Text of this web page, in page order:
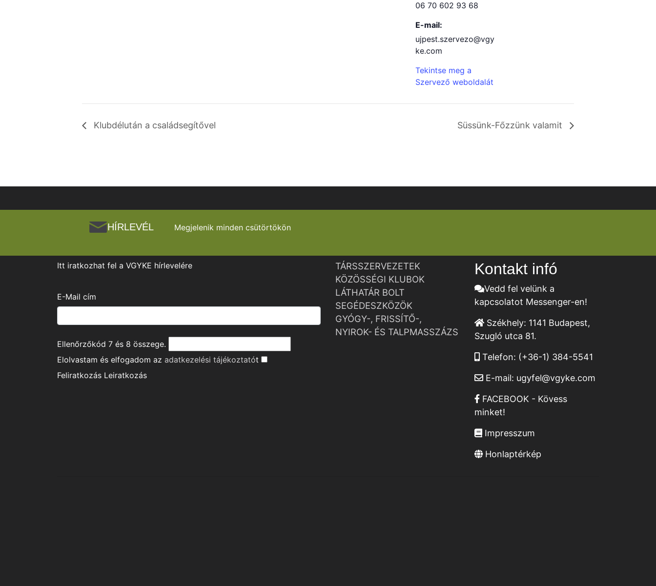
06 70 602 93 68
E-mail:
ujpest.szervezo@vgy
ke.com
Tekintse meg a
Szervező weboldalát
Klubdélután a családsegítővel Süssünk-Főzzünk valamit
HÍRLEVÉL Megjelenik minden csütörtökön
Itt iratkozhat fel a VGYKE hírlevelére
E-Mail cím
Ellenőrzőkód 7 és 8 összege.
Elolvastam és elfogadom az adatkezelési tájékoztatót
Feliratkozás Leiratkozás
TÁRSSZERVEZETEK
KÖZÖSSÉGI KLUBOK
LÁTHATÁR BOLT
SEGÉDESZKÖZÖK
GYÓGY-, FRISSÍTŐ-,
NYIROK- ÉS TALPMASSZÁZS
Kontakt infó
Vedd fel velünk a
kapcsolatot Messenger-en!
Székhely: 1141 Budapest,
Szugló utca 81.
Telefon: (+36-1) 384-5541
E-mail: ugyfel@vgyke.com
FACEBOOK - Kövess
minket!
Impresszum
Honlaptérkép